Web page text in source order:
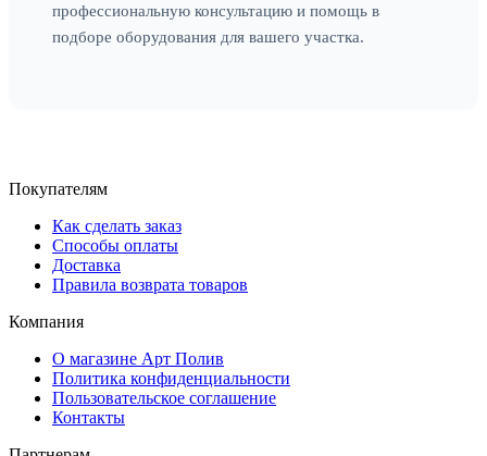
профессиональную консультацию и помощь в
подборе оборудования для вашего участка.
Покупателям
Как сделать заказ
Способы оплаты
Доставка
Правила возврата товаров
Компания
О магазине Арт Полив
Политика конфиденциальности
Пользовательское соглашение
Контакты